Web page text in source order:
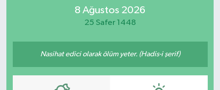
8 Ağustos 2026
25 Safer 1448
Nasihat edici olarak ölüm yeter. (Hadis-i şerif)